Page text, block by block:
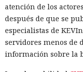
atención de los
después de que se
especialistas de
servidores menos de
información sobre la